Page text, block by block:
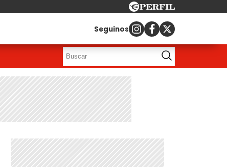
Seguinos